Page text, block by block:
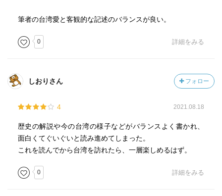
筆者の台湾愛と客観的な記述のバランスが良い。
0 詳細をみる
しおりさん フォロー
4 2021.08.18
歴史の解説や今の台湾の様子などがバランスよく書かれ、
面白くてぐいぐいと読み進めてしまった。
これを読んでから台湾を訪れたら、一層楽しめるはず。
0 詳細をみる